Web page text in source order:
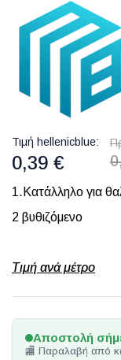
Τιμή hellenicblue
0,39 €
1.Κατάλληλο για
2 βυθιζόμενο
Τιμή ανά μέτρο
Αποστολή
🏬 Παραλαβή από